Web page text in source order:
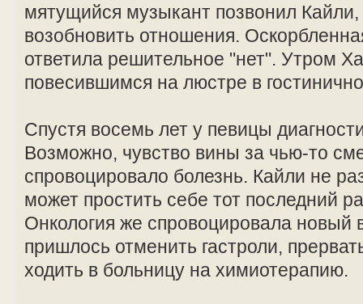
мятущийся музыкант позвонил Кайли,
возобновить отношения.
ответила решительное "нет". Утром
повесившимся на люстре в
Спустя восемь лет у певицы
Возможно, чувство вины за чью-то
спровоцировало болезнь. Кайли не
может простить себе тот последний
Онкология же спровоцировала новый
пришлось отменить гастроли,
ходить в больницу на химиотерапию.